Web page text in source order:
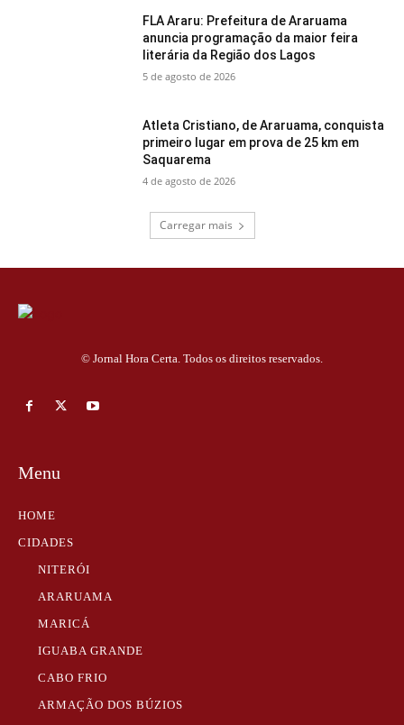
FLA Araru: Prefeitura de Araruama
anuncia programação da maior feira
literária da Região dos Lagos
5 de agosto de 2026
Atleta Cristiano, de Araruama, conquista
primeiro lugar em prova de 25 km em
Saquarema
4 de agosto de 2026
Carregar mais
© Jornal Hora Certa. Todos os direitos reservados.
Menu
HOME
CIDADES
NITERÓI
ARARUAMA
MARICÁ
IGUABA GRANDE
CABO FRIO
ARMAÇÃO DOS BÚZIOS